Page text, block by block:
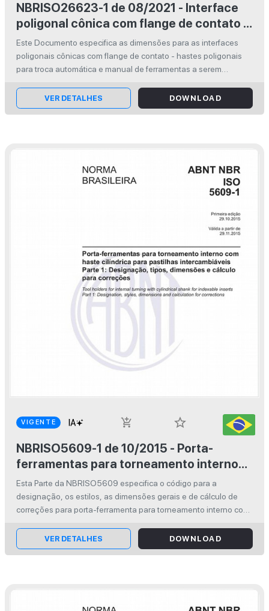
NBRISO26623-1 de 08/2021 - Interface
poligonal cônica com flange de contato -
Parte 1: Dimensões e designações das
hastes
Este Documento especifica as dimensões para as interfaces
poligonais cônicas com flange de contato - hastes poligonais
para troca automática e manual de ferramentas a serem
de torneamento, máquin...
VER DETALHES DOWNLOAD
VIGENTE add_shopping_cart
star_border
NBRISO5609-1 de 10/2015 - Porta-
ferramentas para torneamento interno
com haste cilíndrica para pastilhas
intercambiáveis - Parte 1: Designação,
tipos, dimensões e cálculo para
correções
Esta Parte da NBRISO5609 especifica o código para a
designação, os estilos, as dimensões gerais e de cálculo de
correções para porta-ferramenta para torneamento interno com
completada pela NB...
VER DETALHES DOWNLOAD